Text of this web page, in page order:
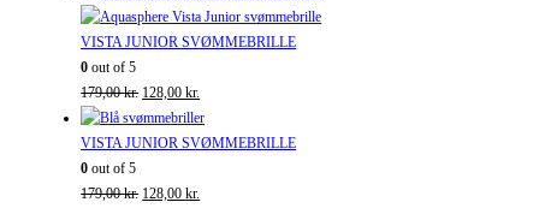
pris
var:
pris
er:
VISTA JUNIOR SVØMMEBRILLE
0 out of 5
179,00kr. Den
oprindelige
pris
179,00 kr..
128,00kr.
aktuelle
pris
VISTA JUNIOR SVØMMEBRILLE
0 out of 5
179,00kr. Den
128,00kr.